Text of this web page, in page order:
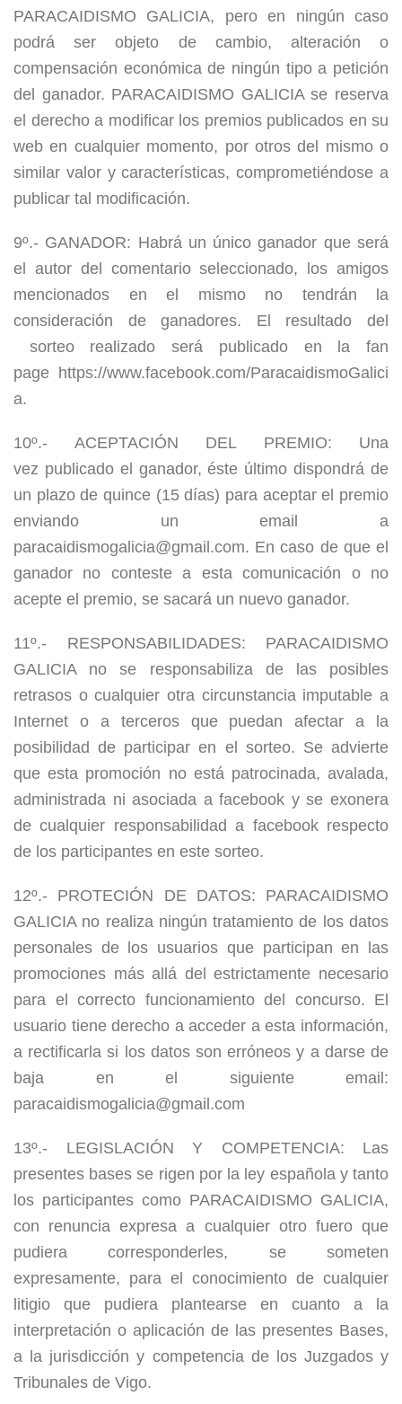
PARACAIDISMO GALICIA, pero en ningún caso
podrá ser objeto de cambio, alteración o
compensación económica de ningún tipo a petición
del ganador. PARACAIDISMO GALICIA se reserva
el derecho a modificar los premios publicados en su
web en cualquier momento, por otros del mismo o
similar valor y características, comprometiéndose a
publicar tal modificación.
9º.- GANADOR: Habrá un único ganador que será
el autor del comentario seleccionado, los amigos
mencionados en el mismo no tendrán la
consideración de ganadores. El resultado del
sorteo realizado será publicado en la fan
page https://www.facebook.com/ParacaidismoGalici
a.
10º.- ACEPTACIÓN DEL PREMIO: Una
vez publicado el ganador, éste último dispondrá de
un plazo de quince (15 días) para aceptar el premio
enviando un email a
paracaidismogalicia@gmail.com. En caso de que el
ganador no conteste a esta comunicación o no
acepte el premio, se sacará un nuevo ganador.
11º.- RESPONSABILIDADES: PARACAIDISMO
GALICIA no se responsabiliza de las posibles
retrasos o cualquier otra circunstancia imputable a
Internet o a terceros que puedan afectar a la
posibilidad de participar en el sorteo. Se advierte
que esta promoción no está patrocinada, avalada,
administrada ni asociada a facebook y se exonera
de cualquier responsabilidad a facebook respecto
de los participantes en este sorteo.
12º.- PROTECIÓN DE DATOS: PARACAIDISMO
GALICIA no realiza ningún tratamiento de los datos
personales de los usuarios que participan en las
promociones más allá del estrictamente necesario
para el correcto funcionamiento del concurso. El
usuario tiene derecho a acceder a esta información,
a rectificarla si los datos son erróneos y a darse de
baja en el siguiente email:
paracaidismogalicia@gmail.com
13º.- LEGISLACIÓN Y COMPETENCIA: Las
presentes bases se rigen por la ley española y tanto
los participantes como PARACAIDISMO GALICIA,
con renuncia expresa a cualquier otro fuero que
pudiera corresponderles, se someten
expresamente, para el conocimiento de cualquier
litigio que pudiera plantearse en cuanto a la
interpretación o aplicación de las presentes Bases,
a la jurisdicción y competencia de los Juzgados y
Tribunales de Vigo.